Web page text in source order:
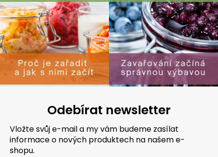
Odebírat newsletter
Vložte svůj e-mail a my vám budeme zasílat
informace o nových produktech na našem e-
shopu.